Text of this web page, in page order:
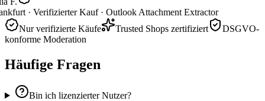
· Verifizierter Kauf · Outlook Attachment Extractor
Nur verifizierte Käufe
Trusted Shops zertifiziert
DSGVO-
konforme Moderation
Häufige Fragen
Bin ich lizenzierter Nutzer?